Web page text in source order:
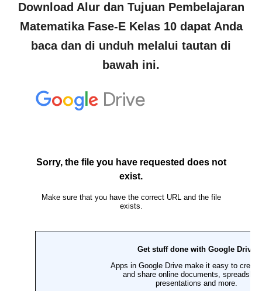
Download Alur dan Tujuan Pembelajaran
Matematika Fase-E Kelas 10 dapat Anda
baca dan di unduh melalui tautan di
bawah ini.